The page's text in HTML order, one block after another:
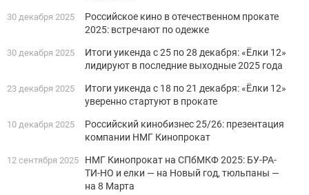
30 декабря 2025
Российское кино в отечественном прокате
2025: встречают по одежке
30 декабря 2025
Итоги уикенда с 25 по 28 декабря: «Ёлки 12»
лидируют в последние выходные 2025 года
23 декабря 2025
Итоги уикенда с 18 по 21 декабря: «Ёлки 12»
уверенно стартуют в прокате
10 декабря 2025
Российский кинобизнес 25/26: презентация
компании НМГ Кинопрокат
12 сентября 2025
НМГ Кинопрокат на СПбМКФ 2025: БУ-РА-
ТИ-НО и елки — на Новый год, тюльпаны —
на 8 Марта